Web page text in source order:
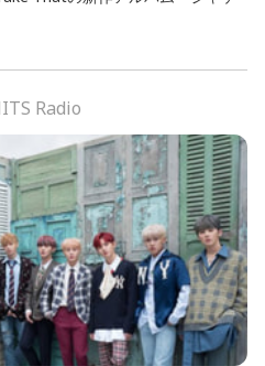
Radio